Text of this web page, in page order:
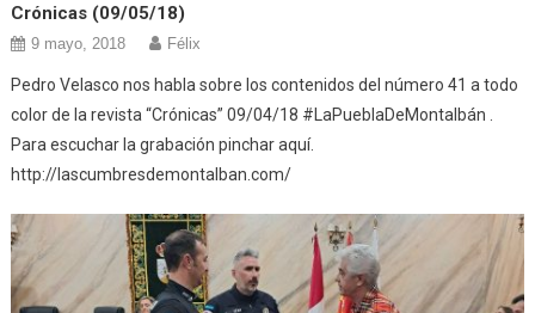
Crónicas (09/05/18)
9 mayo, 2018 Félix
Pedro Velasco nos habla sobre los contenidos del número 41 a todo
color de la revista “Crónicas” 09/04/18 #LaPueblaDeMontalbán .
Para escuchar la grabación pinchar aquí.
http://lascumbresdemontalban.com/